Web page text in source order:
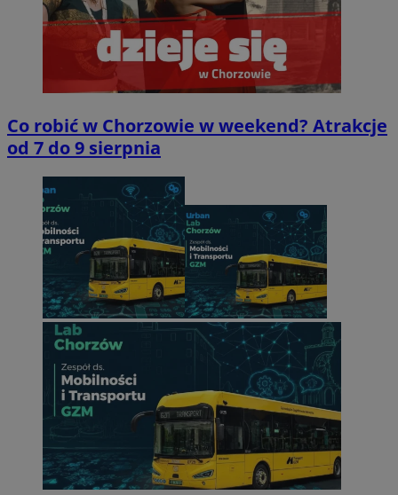
Co robić w Chorzowie w weekend? Atrakcje
od 7 do 9 sierpnia